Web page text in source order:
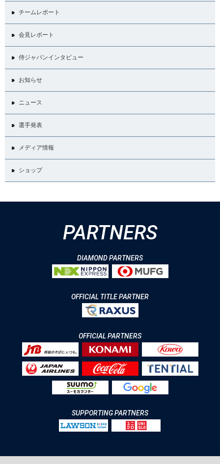
チームレポート
会見レポート
侍ジャパンインタビュー
お知らせ
ニュース
選手発表
メディア情報
ショップ
PARTNERS
DIAMOND PARTNERS
OFFICIAL TITLE PARTNER
OFFICIAL PARTNERS
SUPPORTING PARTNERS